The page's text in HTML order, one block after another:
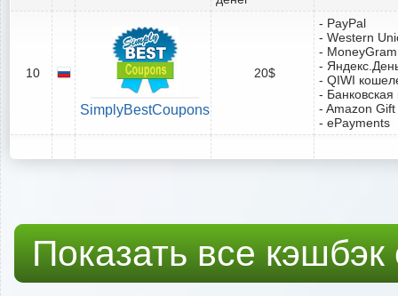
10
SimplyBestCoupons
20$
- PayPal
- Western
- MoneyGram
-
- QIWI
-
- Amazon
- ePayments
Показать все